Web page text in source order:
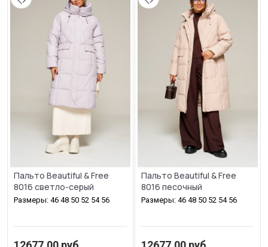
Пальто Beautiful & Free
8016 светло-серый
Размеры: 46 48 50 52 54 56
Пальто Beautiful & Free
8016 песочный
Размеры: 46 48 50 52 54 56